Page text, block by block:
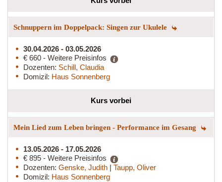
Schnuppern im Doppelpack: Singen zur Ukulele
30.04.2026 - 03.05.2026
€ 660 - Weitere Preisinfos
Dozenten: Schill, Claudia
Domizil: Haus Sonnenberg
Kurs vorbei
Mein Lied zum Leben bringen - Performance im Gesang
13.05.2026 - 17.05.2026
€ 895 - Weitere Preisinfos
Dozenten: Genske, Judith | Taupp, Oliver
Domizil: Haus Sonnenberg